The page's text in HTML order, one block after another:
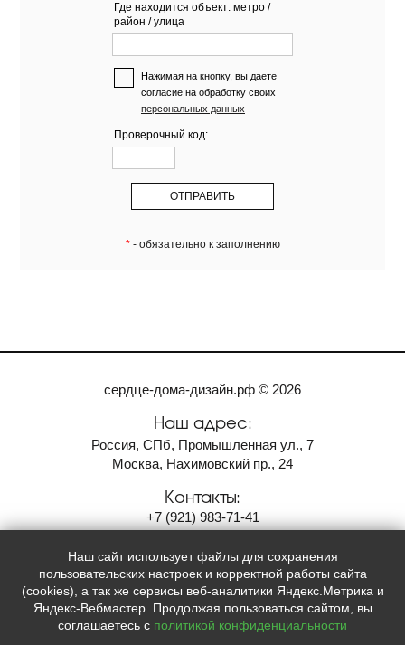
Где находится объект: метро /
район / улица
Нажимая на кнопку, вы даете
согласие на обработку своих
персональных данных
Проверочный код:
*- обязательно к заполнению
сердце-дома-дизайн.рф © 2026
Наш адрес:
Россия, СПб, Промышленная ул., 7
Москва, Нахимовский пр., 24
Контакты:
+7 (921) 983-71-41
Мы в социальных сетях:
   
Наш сайт использует файлы для сохранения
пользовательских настроек и корректной работы сайта
(cookies), а так же сервисы веб-аналитики Яндекс.Метрика и
Яндекс-Вебмастер. Продолжая пользоваться сайтом, вы
соглашаетесь с политикой конфиденциальности